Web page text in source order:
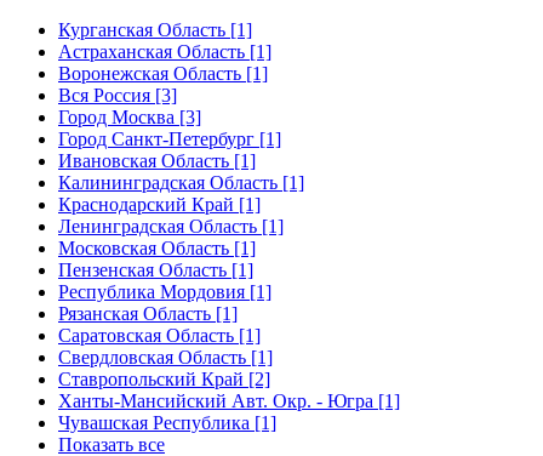
Курганская Область [1]
Астраханская Область [1]
Воронежская Область [1]
Вся Россия [3]
Город Москва [3]
Город Санкт-Петербург [1]
Ивановская Область [1]
Калининградская Область [1]
Краснодарский Край [1]
Ленинградская Область [1]
Московская Область [1]
Пензенская Область [1]
Республика Мордовия [1]
Рязанская Область [1]
Саратовская Область [1]
Свердловская Область [1]
Ставропольский Край [2]
Ханты-Мансийский Авт. Окр. - Югра [1]
Чувашская Республика [1]
Показать все